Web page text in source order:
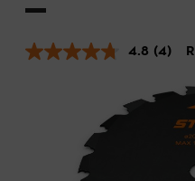
4.8 (4)